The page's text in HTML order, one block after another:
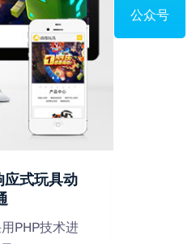
式玩具动
PHP技术进